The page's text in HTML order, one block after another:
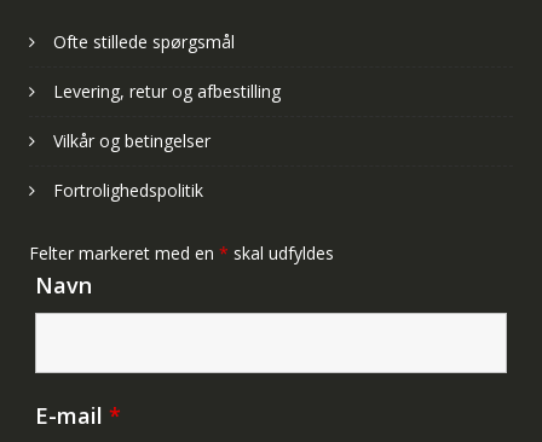
Ofte stillede spørgsmål
Levering, retur og afbestilling
Vilkår og betingelser
Fortrolighedspolitik
Felter markeret med en * skal udfyldes
Navn
E-mail *